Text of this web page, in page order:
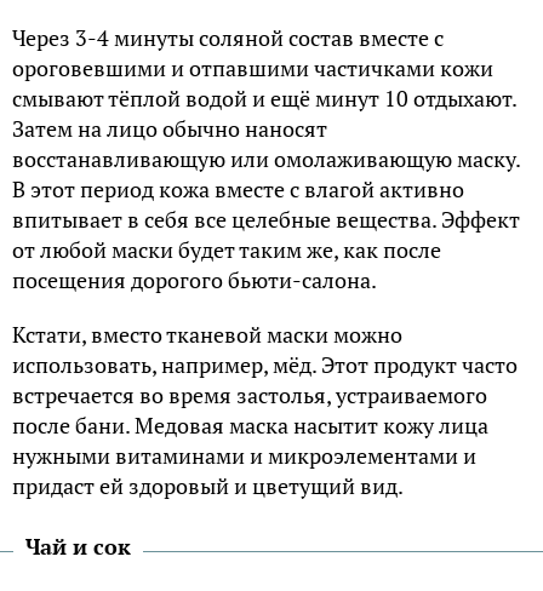
Через 3-4 минуты соляной состав вместе с
ороговевшими и отпавшими частичками кожи
смывают тёплой водой и ещё минут 10 отдыхают.
Затем на лицо обычно наносят
восстанавливающую или омолаживающую маску.
В этот период кожа вместе с влагой активно
впитывает в себя все целебные вещества. Эффект
от любой маски будет таким же, как после
посещения дорогого бьюти-салона.
Кстати, вместо тканевой маски можно
использовать, например, мёд. Этот продукт часто
встречается во время застолья, устраиваемого
после бани. Медовая маска насытит кожу лица
нужными витаминами и микроэлементами и
придаст ей здоровый и цветущий вид.
Чай и сок